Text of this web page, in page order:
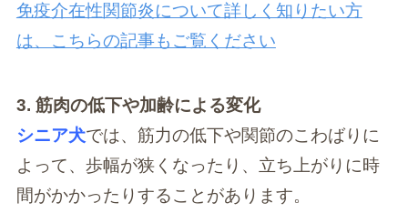
免疫介在性関節炎について詳しく知りたい方
は、こちらの記事もご覧ください
3. 筋肉の低下や加齢による変化
シニア犬では、筋力の低下や関節のこわばりに
よって、歩幅が狭くなったり、立ち上がりに時
間がかかったりすることがあります。